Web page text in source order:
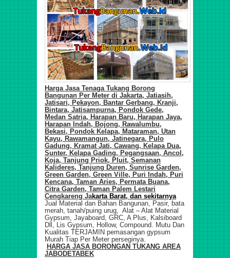
Harga Jasa Tenaga Tukang Borong
Bangunan Per Meter di Jakarta, Jatiasih,
Jatisari, Pekayon, Bantar Gerbang, Kranji,
Bintara, Jatisampurna, Pondok Gede,
Medan Satria, Harapan Baru, Harapan Jaya,
Harapan Indah, Bojong, Rawalumbu,
Bekasi, Pondok Kelapa, Mataraman, Utan
Kayu, Rawamangun, Jatinegara, Pulo
Gadung, Kramat Jati, Cawang, Kelapa Dua,
Sunter, Kelapa Gading, Pegangsaan, Ancol,
Koja, Tanjung Priok, Pluit, Semanan
Kalideres, Tanjung Duren, Sunrise Garden,
Green Garden, Green Ville, Puri Indah, Puri
Kencana, Taman Aries, Permata Buana,
Citra Garden, Taman Palem Lestari
Cengkareng Jakarta Barat, dan sekitarnya
Jual Material dan Bahan Bangunan, Pasir, bata
merah, tanah/puing urug, Alat – Alat Material
Gypsum, Jayaboard, GRC, A Plus, Kalsiboard
Dll, Lis Gypsum, Hollow, Compound. Mutu Dan
Kualitas TERJAMIN pemasangan gypsum
Murah Tiap Per Meter perseginya.
HARGA JASA BORONGAN TUKANG AREA
JABODETABEK